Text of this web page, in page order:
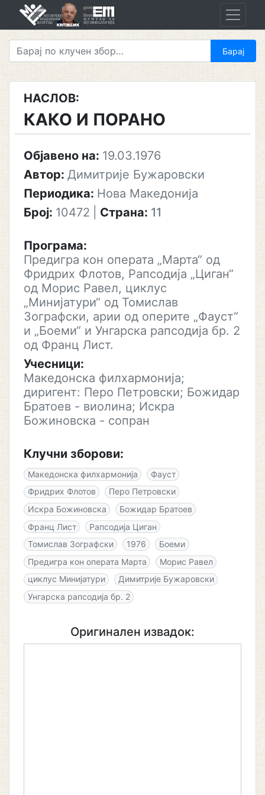
НАСЛОВ:
КАКО И ПОРАНО
Објавено на: 19.03.1976
Автор: Димитрије Бужаровски
Периодика: Нова Македонија
Број: 10472 Страна: 11
Програма:
Предигра кон операта „Марта“ од
Фридрих Флотов, Рапсодија „Циган“
од Морис Равел, циклус
„Минијатури“ од Томислав
Зографски, арии од оперите „Фауст“
и „Боеми“ и Унгарска рапсодија бр. 2
од Франц Лист.
Учесници:
Македонска филхармонија;
диригент: Перо Петровски; Божидар
Братоев - виолина; Искра
Божиновска - сопран
Клучни зборови:
Македонска филхармонија
Фауст
Фридрих Флотов
Перо Петровски
Искра Божиновска
Божидар Братоев
Франц Лист
Рапсодија Циган
Томислав Зографски
1976
Боеми
Предигра кон операта Марта
Морис Равел
циклус Минијатури
Димитрије Бужаровски
Унгарска рапсодија бр. 2
Оригинален извадок: